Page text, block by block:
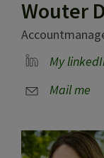
Wouter
My
Mail me